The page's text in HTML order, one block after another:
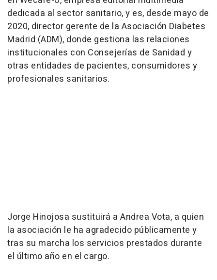
dedicada al sector sanitario, y es, desde mayo de
2020, director gerente de la Asociación Diabetes
Madrid (ADM), donde gestiona las relaciones
institucionales con Consejerías de Sanidad y
otras entidades de pacientes, consumidores y
profesionales sanitarios.
Jorge Hinojosa sustituirá a Andrea Vota, a quien
la asociación le ha agradecido públicamente y
tras su marcha los servicios prestados durante
el último año en el cargo.